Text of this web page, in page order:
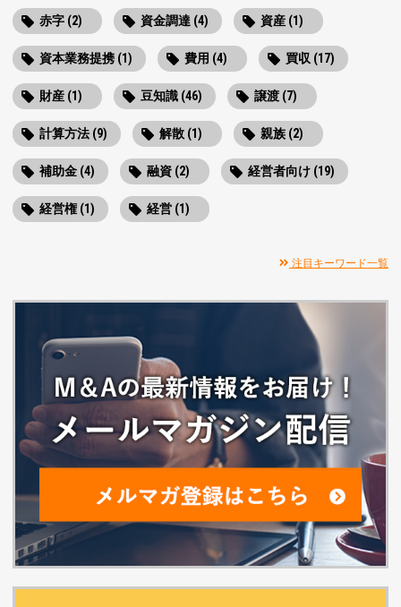
赤字 (2) 資金調達 (4) 資産 (1)
資本業務提携 (1) 費用 (4) 買収 (17)
財産 (1) 豆知識 (46) 譲渡 (7)
計算方法 (9) 解散 (1) 親族 (2)
補助金 (4) 融資 (2) 経営者向け (19)
経営権 (1) 経営 (1)
注目キーワード一覧